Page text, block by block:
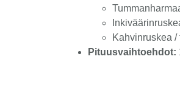
Kahvinruskea
Pituusvaihtoehdot: